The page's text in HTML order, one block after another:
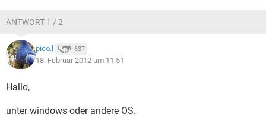
ANTWORT 1 / 2
pico.l 637
18. Februar 2012 um 11:51
Hallo,
unter windows oder andere OS.